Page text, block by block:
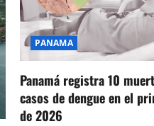
PANAMA
Panamá registra 10
casos de dengue en el
de 2026